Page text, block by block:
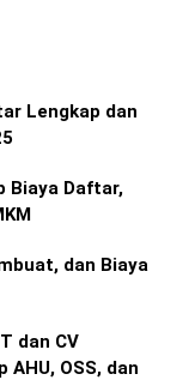
Lengkap dan
Biaya Daftar,
dan Biaya
dan CV
OSS, dan